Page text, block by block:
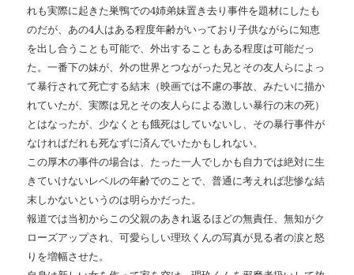
れも実際に起きた巣鴨での4姉弟妹置き去り事件を題材にしたも
のだが、あの4人はある程度年齢がいっており子供ながらに知恵
を出し合うことも可能で、外出することもある程度は可能だっ
た。一番下の妹が、外の世界とつながった兄とその友人らによっ
て暴行されて死亡する結末（映画では不慮の事故、みたいに描か
れていたが、実際は兄とその友人らによる激しい暴行の末の死）
とはなったが、少なくとも餓死はしていないし、その暴行事件が
なければだれも死なずに済んでいたかもしれない。
この厚木の事件の場合は、たった一人でしかも自力では絶対に生
きていけないレベルの年齢でのことで、普通に考えれば悲惨な結
末しかないというのは明らかだった。
報道では当初からこの父親のあきれ返るほどの無責任、無知がク
ローズアップされ、可愛らしい理玖くんの写真が見る者の涙と怒
りを増幅させた。